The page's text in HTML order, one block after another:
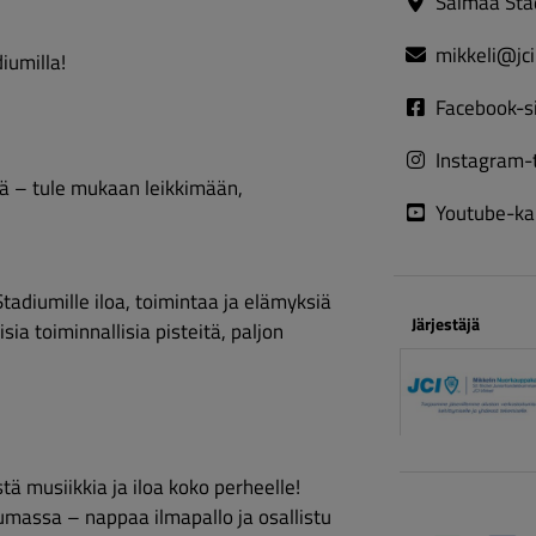
– tule mukaan leikkimään,
iloa, toimintaa ja elämyksiä
toiminnallisia pisteitä, paljon
musiikkia ja iloa koko perheelle!
– nappaa ilmapallo ja osallistu
Facebook-
Youtube-
Järjestäjä